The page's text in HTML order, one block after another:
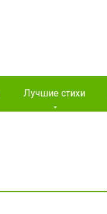
Лучшие стихи